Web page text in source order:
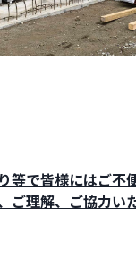
等で皆様にはご不
ご理解、ご協力い